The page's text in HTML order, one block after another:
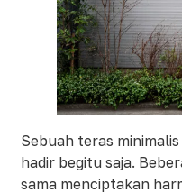
Sebuah teras
hadir begitu saja.
sama menciptakan